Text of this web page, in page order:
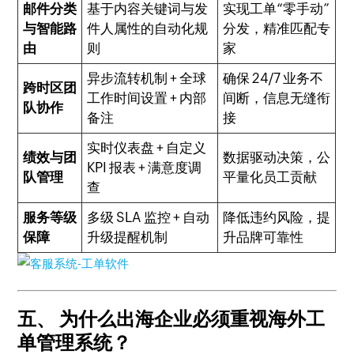
邮件分类
与智能路
由
基于内容关键词与发
件人属性的自动化规
则
实现工单“零手动”
分发，精准匹配专
家
跨时区团
队协作
异步流转机制 + 全球
工作时间设置 + 内部
备注
确保 24/7 业务不
间断，信息无缝衔
接
绩效与团
队管理
实时仪表盘 + 自定义
KPI 报表 + 满意度调
查
数据驱动决策，公
平量化员工贡献
服务等级
保障
多级 SLA 监控 + 自动
升级提醒机制
降低违约风险，提
升品牌可靠性
五、 为什么出海企业必须重视海外工
单管理系统？